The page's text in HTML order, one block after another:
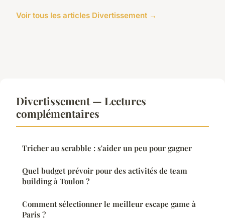
Voir tous les articles Divertissement →
Divertissement — Lectures
complémentaires
Tricher au scrabble : s'aider un peu pour gagner
Quel budget prévoir pour des activités de team
building à Toulon ?
Comment sélectionner le meilleur escape game à
Paris ?